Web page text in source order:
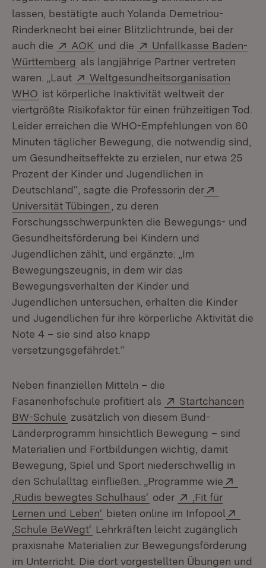
lassen, bestätigte auch Yolanda Demetriou-
Rinderknecht bei einer Blitzlichtrunde, bei der
auch die
Extern:
AOK (Öffnet in neuem Fenster)
und die Extern:
Unfallkasse Baden-
Württemberg (Öffnet in neuem Fenster)
als langjährige Partner vertreten
waren. „Laut
Extern:
Weltgesundheitsorganisation
WHO (Öffnet in neuem Fenster)
ist körperliche Inaktivität weltweit der
viertgrößte Risikofaktor für einen frühzeitigen Tod.
Leider erreichen die WHO-Empfehlungen von 60
Minuten täglicher Bewegung, die notwendig sind,
um Gesundheitseffekte zu erzielen, nur etwa 25
Prozent der Kinder und Jugendlichen in
Deutschland“, sagte die Professorin der
Universität Tübingen (Öffnet in neuem Fenster)
, zu deren
Forschungsschwerpunkten die Bewegungs- und
Gesundheitsförderung bei Kindern und
Jugendlichen zählt, und ergänzte: „Im
Bewegungszeugnis, in dem wir das
Bewegungsverhalten der Kinder und
Jugendlichen untersuchen, erhalten die Kinder
und Jugendlichen für ihre körperliche Aktivität die
Note 4 – sie sind also knapp
versetzungsgefährdet.“
Neben finanziellen Mitteln – die
Fasanenhofschule profitiert als
Extern:
Startchancen
BW-Schule (Öffnet in neuem Fenster)
zusätzlich von diesem Bund-
Länderprogramm hinsichtlich Bewegung – sind
Materialien und Fortbildungen wichtig, damit
Bewegung, Spiel und Sport niederschwellig in
den Schulalltag einfließen. „Programme wie
‚Rudis bewegtes Schulhaus‘ (Öffnet in neuem
oder Extern:
‚Fit für
Lernen und Leben‘ (Öffnet in neuem Fenster)
bieten online im Infopool
‚Schule BeWegt‘ (Öffnet in neuem Fenster)
Lehrkräften leicht zugänglich
praxisnahe Materialien zur Bewegungsförderung
im Unterricht. Die dort vorgestellten Übungen und